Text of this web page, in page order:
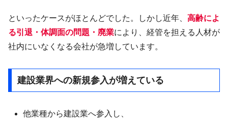
といったケースがほとんどでした。しかし近年、 高齢によ
る引退・体調面の問題・廃業により、経管を担える人材が
社内にいなくなる会社が急増しています。
建設業界への新規参入が増えている
他業種から建設業へ参入し、